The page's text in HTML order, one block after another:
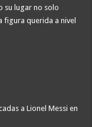
su lugar no solo
querida a nivel
a Lionel Messi en